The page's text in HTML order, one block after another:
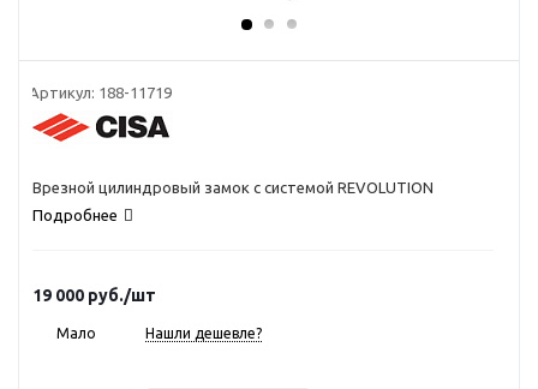
Артикул: 188-11719
Врезной цилиндровый замок с системой REVOLUTION
Подробнее
19 000 руб./шт
Мало Нашли дешевле?